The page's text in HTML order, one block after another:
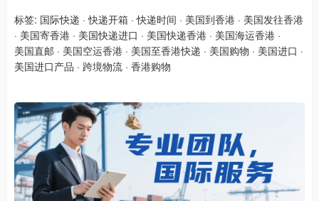
标签: 国际快递 ·快递开箱 ·快递时间 · 美国到香港 · 美国发往香港
· 美国寄香港 · 美国快递进口 · 美国快递香港 · 美国海运香港 ·
美国直邮 · 美国空运香港 · 美国至香港快递 · 美国购物 · 美国进口 ·
美国进口产品 · 跨境物流 · 香港购物